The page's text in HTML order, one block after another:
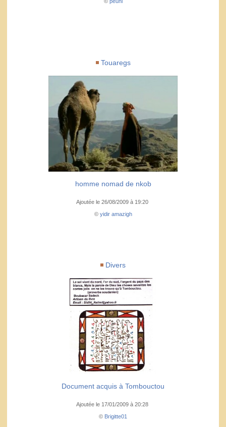
Touaregs
homme nomad de nkob
Ajoutée le 26/08/2009 à 19:20
© yidir amazigh
Divers
Document acquis à Tombouctou
Ajoutée le 17/01/2009 à 20:28
© Brigitte01